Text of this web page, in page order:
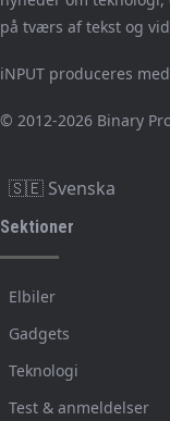
på tværs af tekst og
iNPUT produceres med
© 2012-2026 Binary
🇸🇪 Svenska
Sektioner
Elbiler
Gadgets
Teknologi
Test & anmeldelser